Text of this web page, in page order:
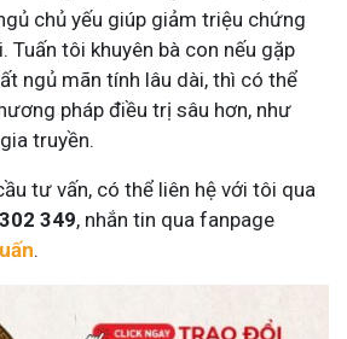
chủ yếu giúp giảm triệu chứng
Tuấn tôi khuyên bà con nếu gặp
ngủ mãn tính lâu dài, thì có thể
pháp điều trị sâu hơn, như
truyền.
tư vấn, có thể liên hệ với tôi qua
349, nhắn tin qua fanpage
.